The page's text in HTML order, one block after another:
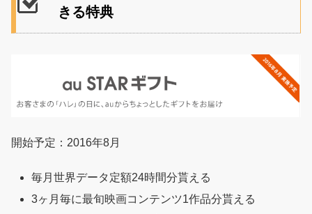
きる特典
開始予定：2016年8月
毎月世界データ定額24時間分貰える
3ヶ月毎に最旬映画コンテンツ1作品分貰える